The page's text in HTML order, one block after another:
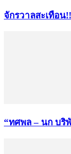
จักรวาลสะเทือ
“ทศพล – นก บริ